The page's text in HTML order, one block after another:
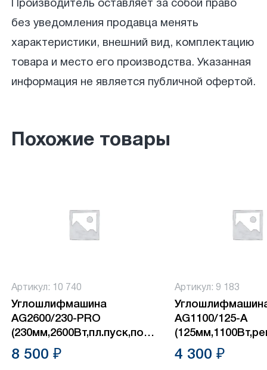
Производитель оставляет за собой право
без уведомления продавца менять
характеристики, внешний вид, комплектацию
товара и место его производства. Указанная
информация не является публичной офертой.
Похожие товары
Артикул: 10 740
Углошлифмашина
AG2600/230-PRO
(230мм,2600Вт,пл.пуск,повышш.пылезащита)
№1
8 500 ₽
Артикул: 9 183
AG1100/125-А
№1
4 300 ₽